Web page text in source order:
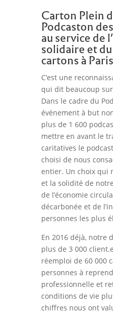
Carton Plein
Podcaston
au service de
solidaire et
cartons à Paris
C’est une
qui dit beaucoup
Dans le cadre du
événement à but
plus de 1 600
mettre en avant le
caritatives le
choisi de nous
entier. Un choix qui
et la solidité de
de l’économie
décarbonée et de
personnes les plus
En 2016 déjà, notre
plus de 3 000
réemploi de 60 000
personnes à
professionnelle et
conditions de vie
chiffres nous ont